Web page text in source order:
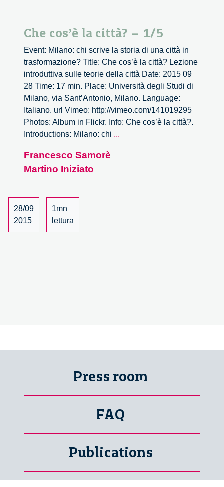
Che cos’è la città? – 1/5
Event: Milano: chi scrive la storia di una città in
trasformazione? Title: Che cos’è la città? Lezione
introduttiva sulle teorie della città Date: 2015 09
28 Time: 17 min. Place: Università degli Studi di
Milano, via Sant’Antonio, Milano. Language:
Italiano. url Vimeo: http://vimeo.com/141019295
Photos: Album in Flickr. Info: Che cos’è la città?.
Introductions: Milano: chi ...
Francesco Samorè
Martino Iniziato
28/09
2015
1mn
lettura
Press room
FAQ
Publications